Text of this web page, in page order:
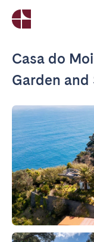
Casa do
Garden and